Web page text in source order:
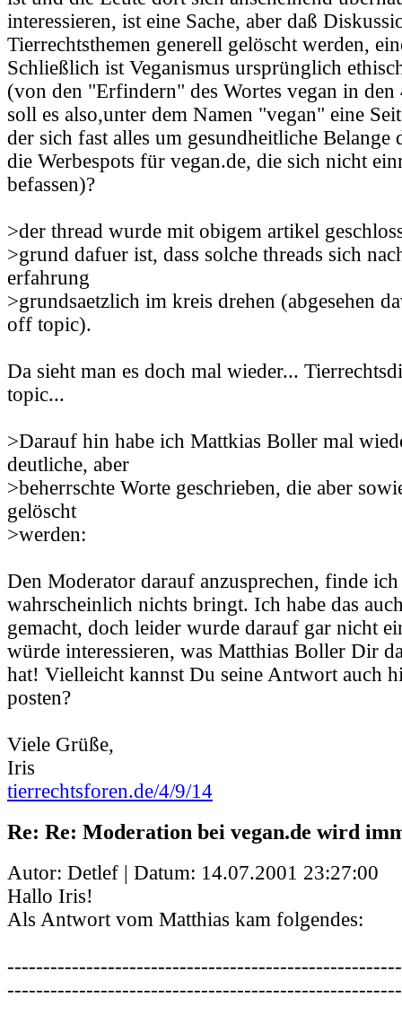
interessieren, ist eine Sache, aber daß
Tierrechtsthemen generell gelöscht werden,
Schließlich ist Veganismus ursprünglich
(von den "Erfindern" des Wortes vegan in den
soll es also,unter dem Namen "vegan" eine
der sich fast alles um gesundheitliche Belange
die Werbespots für vegan.de, die sich nicht
befassen)?
>der thread wurde mit obigem artikel
>grund dafuer ist, dass solche threads sich
erfahrung
>grundsaetzlich im kreis drehen (abgesehen
off topic).
Da sieht man es doch mal wieder...
topic...
>Darauf hin habe ich Mattkias Boller mal
deutliche, aber
>beherrschte Worte geschrieben, die aber
gelöscht
>werden:
Den Moderator darauf anzusprechen, finde
wahrscheinlich nichts bringt. Ich habe das
gemacht, doch leider wurde darauf gar nicht
würde interessieren, was Matthias Boller Dir
hat! Vielleicht kannst Du seine Antwort auch
posten?
Viele Grüße,
Iris
tierrechtsforen.de/4/9/14
Re: Re: Moderation bei vegan.de wird
Autor: Detlef | Datum: 14.07.2001 23:27:00
Hallo Iris!
Als Antwort vom Matthias kam folgendes: